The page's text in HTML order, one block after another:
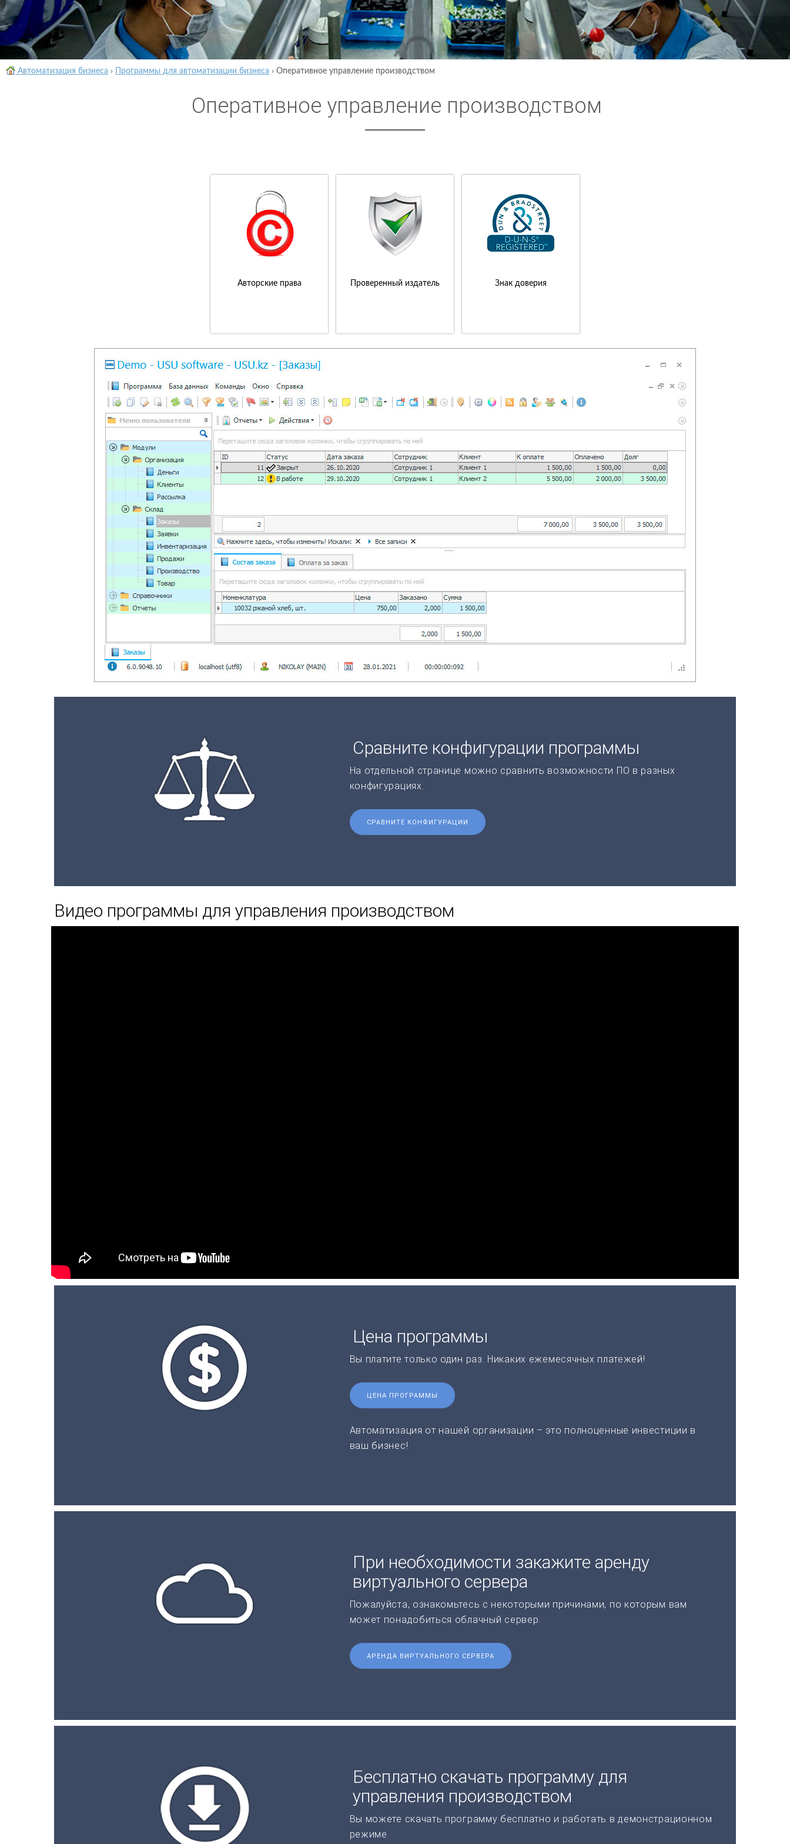
Автоматизация бизнеса › Программы для автоматизации бизнеса › Оперативное управление производством
Оперативное управление производством
Авторские права Проверенный издатель Знак доверия
Сравните конфигурации программы
На отдельной странице можно сравнить возможности ПО в разных
конфигурациях.
СРАВНИТЕ КОНФИГУРАЦИИ
Видео программы для управления производством
Цена программы
Вы платите только один раз. Никаких ежемесячных платежей!
ЦЕНА ПРОГРАММЫ
Автоматизация от нашей организации – это полноценные инвестиции в
ваш бизнес!
При необходимости закажите аренду
виртуального сервера
Пожалуйста, ознакомьтесь с некоторыми причинами, по которым вам
может понадобиться облачный сервер.
АРЕНДА ВИРТУАЛЬНОГО СЕРВЕРА
Бесплатно скачать программу для
управления производством
Вы можете скачать программу бесплатно и работать в демонстрационном
режиме